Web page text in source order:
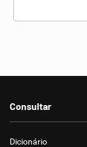
Consultar
Dicionário